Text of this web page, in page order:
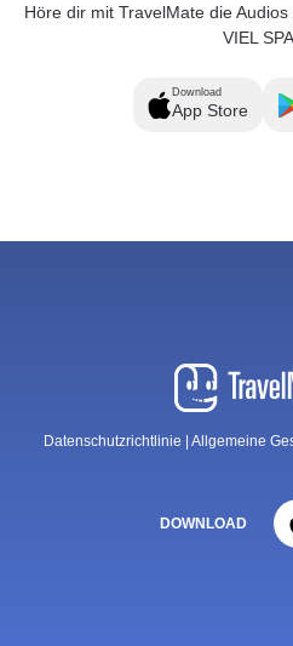
Höre dir mit TravelMate die
VIEL
Download
App Store
Datenschutzrichtlinie Allgemeine
DOWNLOAD